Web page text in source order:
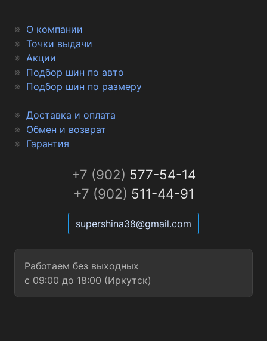
О компании
Точки выдачи
Акции
Подбор шин по авто
Подбор шин по размеру
Доставка и оплата
Обмен и возврат
Гарантия
+7 (902) 577-54-14
+7 (902) 511-44-91
supershina38@gmail.com
Работаем без выходных
с 09:00 до 18:00 (Иркутск)